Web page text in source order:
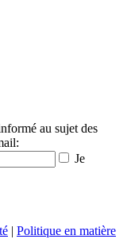
au sujet des
Je
| Politique en matière